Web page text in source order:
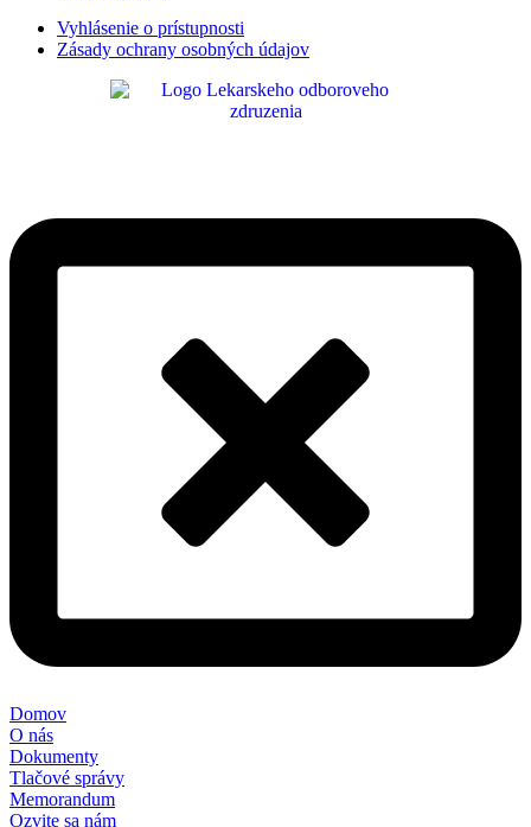
Vyhlásenie o prístupnosti
Zásady ochrany osobných údajov
Domov
O nás
Dokumenty
Tlačové správy
Memorandum
Ozvite sa nám